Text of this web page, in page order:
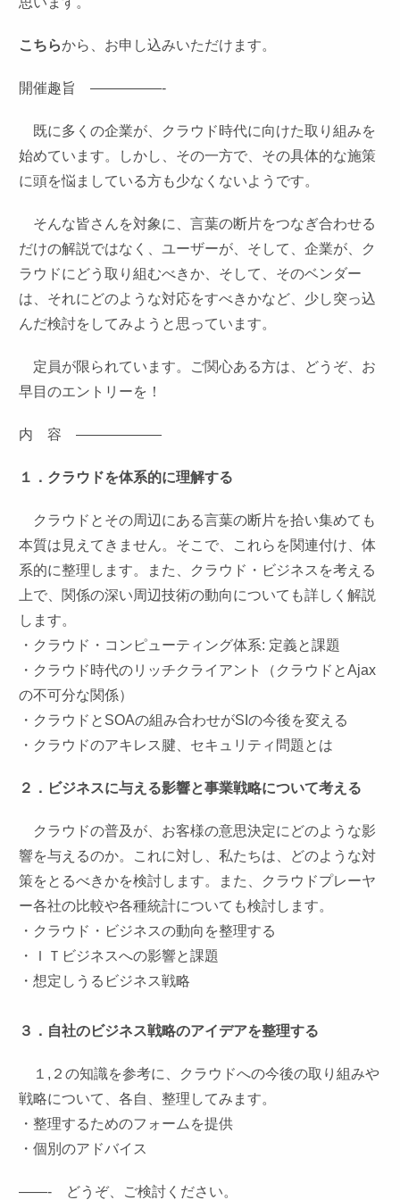
こちらから、お申し込みいただけます。
開催趣旨 —————-
既に多くの企業が、クラウド時代に向けた取り組みを
始めています。しかし、その一方で、その具体的な施策
に頭を悩ましている方も少なくないようです。
そんな皆さんを対象に、言葉の断片をつなぎ合わせる
だけの解説ではなく、ユーザーが、そして、企業が、ク
ラウドにどう取り組むべきか、そして、そのベンダー
は、それにどのような対応をすべきかなど、少し突っ込
んだ検討をしてみようと思っています。
定員が限られています。ご関心ある方は、どうぞ、お
早目のエントリーを！
内 容 ——————
１．クラウドを体系的に理解する
クラウドとその周辺にある言葉の断片を拾い集めても
本質は見えてきません。そこで、これらを関連付け、体
系的に整理します。また、クラウド・ビジネスを考える
上で、関係の深い周辺技術の動向についても詳しく解説
します。
・クラウド・コンピューティング体系: 定義と課題
・クラウド時代のリッチクライアント（クラウドとAjax
の不可分な関係）
・クラウドとSOAの組み合わせがSIの今後を変える
・クラウドのアキレス腱、セキュリティ問題とは
２．ビジネスに与える影響と事業戦略について考える
クラウドの普及が、お客様の意思決定にどのような影
響を与えるのか。これに対し、私たちは、どのような対
策をとるべきかを検討します。また、クラウドプレーヤ
ー各社の比較や各種統計についても検討します。
・クラウド・ビジネスの動向を整理する
・ＩＴビジネスへの影響と課題
・想定しうるビジネス戦略
３．自社のビジネス戦略のアイデアを整理する
１,２の知識を参考に、クラウドへの今後の取り組みや
戦略について、各自、整理してみます。
・整理するためのフォームを提供
・個別のアドバイス
——- どうぞ、ご検討ください。